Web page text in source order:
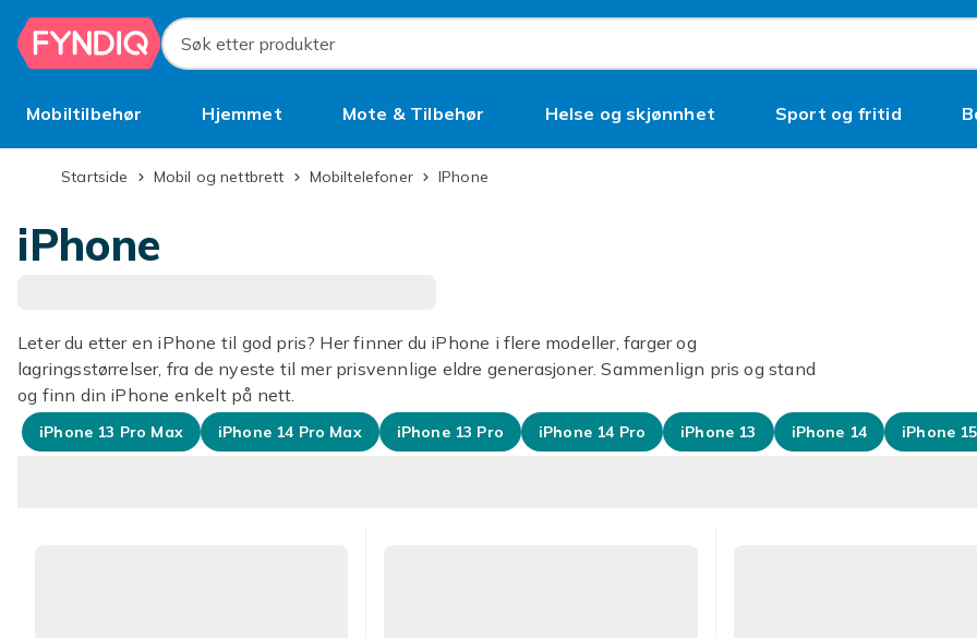
Hopp til hovedinnhold
Søk etter produkter
Mobiltilbehør Hjemmet Mote & Tilbehør Helse og skjønnhet Sport og fritid
BruktStartside Mobil og nettbrett Mobiltelefoner iPhone
iPhone
Leter du etter en iPhone til god pris? Her finner du iPhone i flere modeller, farger og
lagringsstørrelser, fra de nyeste til mer prisvennlige eldre generasjoner. Sammenlign pris og stand
og finn din iPhone enkelt på nett.
iPhone 13 Pro Max iPhone 14 Pro Max iPhone 13 Pro iPhone 14 Pro iPhone 13 iPhone 14 iPhone